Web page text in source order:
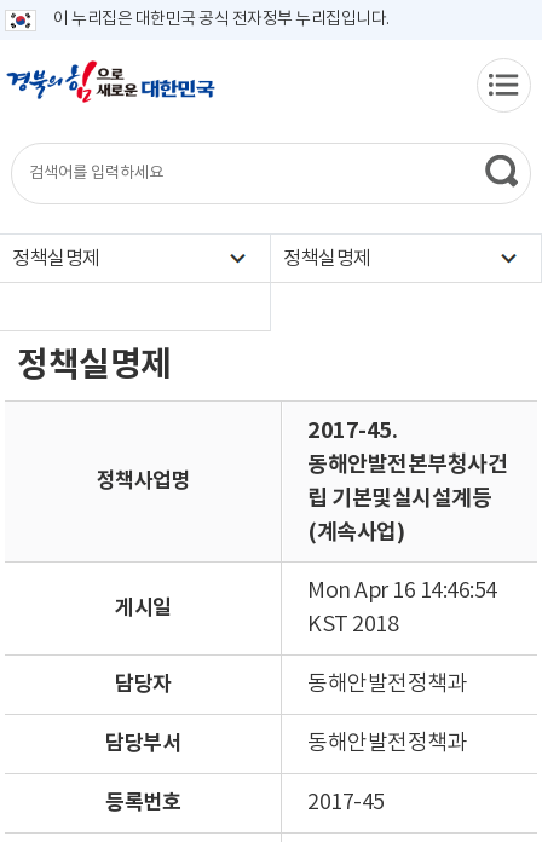
이 누리집은 대한민국 공식 전자정부 누리집입니다.
정책실명제 정책실명제
정책실명제
정책사업명
2017-45.
동해안발전본부청사건
립 기본및실시설계등
(계속사업)
게시일
Mon Apr 16 14:46:54
KST 2018
담당자 동해안발전정책과
담당부서 동해안발전정책과
등록번호 2017-45